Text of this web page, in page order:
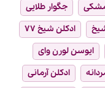
مشکی
جگوار طلایی
ادکلن شیخ ۷۷
ایوسن لورن وای
ادکلن آرمانی